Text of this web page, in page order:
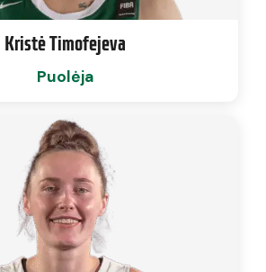
Kristė Timofejeva
Puolėja